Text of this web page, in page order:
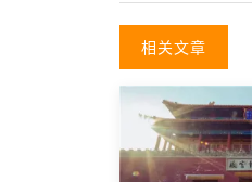
相关文章